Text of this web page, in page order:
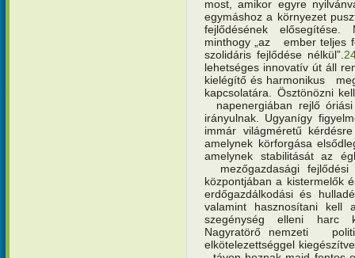
most, amikor egyre
egymáshoz a környezet
fejlődésének elősegítése.
minthogy „az ember teljes
szolidáris fejlődése nélkül”.
lehetséges innovatív út áll
kielégítő és harmonikus
kapcsolatára. Ösztönözni
napenergiában rejlő óriási
irányulnak. Ugyanígy
immár világméretű
amelynek körforgása
amelynek stabilitását az
mezőgazdasági
központjában a kistermelők
erdőgazdálkodási és
valamint hasznosítani
szegénység elleni harc
Nagyratörő nemzeti
elkötelezettséggel